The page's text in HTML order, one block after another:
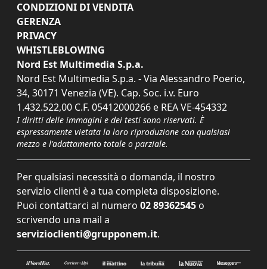
CONDIZIONI DI VENDITA
GERENZA
PRIVACY
WHISTLEBLOWING
Nord Est Multimedia S.p.a.
Nord Est Multimedia S.p.a. - Via Alessandro Poerio,
34, 30171 Venezia (VE). Cap. Soc. i.v. Euro
1.432.522,00 C.F. 05412000266 e REA VE-454332
I diritti delle immagini e dei testi sono riservati. È
espressamente vietata la loro riproduzione con qualsiasi
mezzo e l'adattamento totale o parziale.
Per qualsiasi necessità o domanda, il nostro
servizio clienti è a tua completa disposizione.
Puoi contattarci al numero 02 89362545 o
scrivendo una mail a
servizioclienti@grupponem.it.